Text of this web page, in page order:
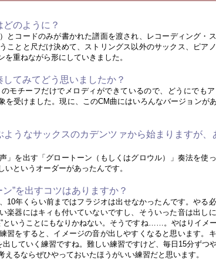
のように？
とコードのみが書かれた譜面を渡され、レコーディング・
ことと尺だけ決めて、ストリングス以外のサックス、ピア
重ねながら形にしていきました。
てみてどう思いましたか？
モチーフだけでメロディができているので、どうにでも
を受けました。現に、このCM曲にはいろんなバージョンが
うなサックスのカデンツァから始まりますが、
」を出す「グロートーン（もしくはグロウル）」奏法を使
というオーダーがあったんです。
”を出すコツはありますか？
年くらい前まではフラジオは出せなかったんです。やる
楽器にはキィも付いていないですし、そういった音は出し
ということにもなりかねない。そうですね……。やはりイメ
習をすると、イメージの音が出しやすくなると思います。
していく練習ですね。難しい練習ですけど、毎日15分ずつ
えるならぜひやっておいたほうがいい練習だと思います。